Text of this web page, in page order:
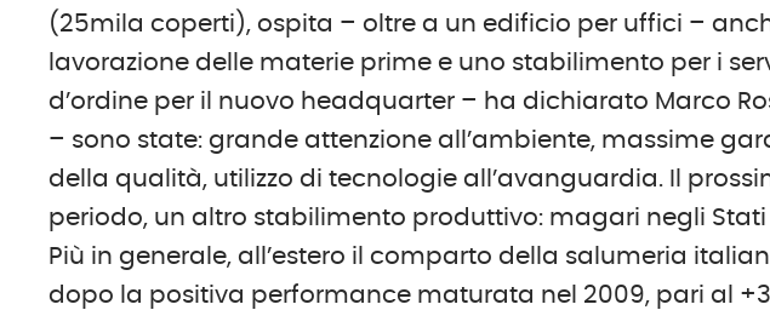
(25mila coperti), ospita – oltre a un edificio per uffici –
lavorazione delle materie prime e uno stabilimento per i
d’ordine per il nuovo headquarter – ha dichiarato Marco
– sono state: grande attenzione all’ambiente, massime
della qualità, utilizzo di tecnologie all’avanguardia. Il
periodo, un altro stabilimento produttivo: magari negli Stati
Più in generale, all’estero il comparto della salumeria
dopo la positiva performance maturata nel 2009, pari al